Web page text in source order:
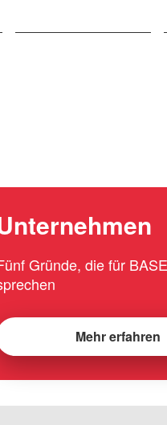
Gründe, die für
Mehr erfahren